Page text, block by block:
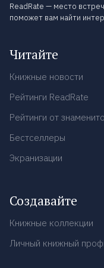
ReadRate — место
поможет вам найти
Читайте
Книжные новости
Рейтинги ReadRate
Рейтинги от
Бестселлеры
Экранизации
Создавайте
Книжные коллекции
Личный книжный